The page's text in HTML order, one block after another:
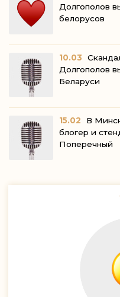
Долгополов
10.03
Долгополов
15.02
В
блогер и